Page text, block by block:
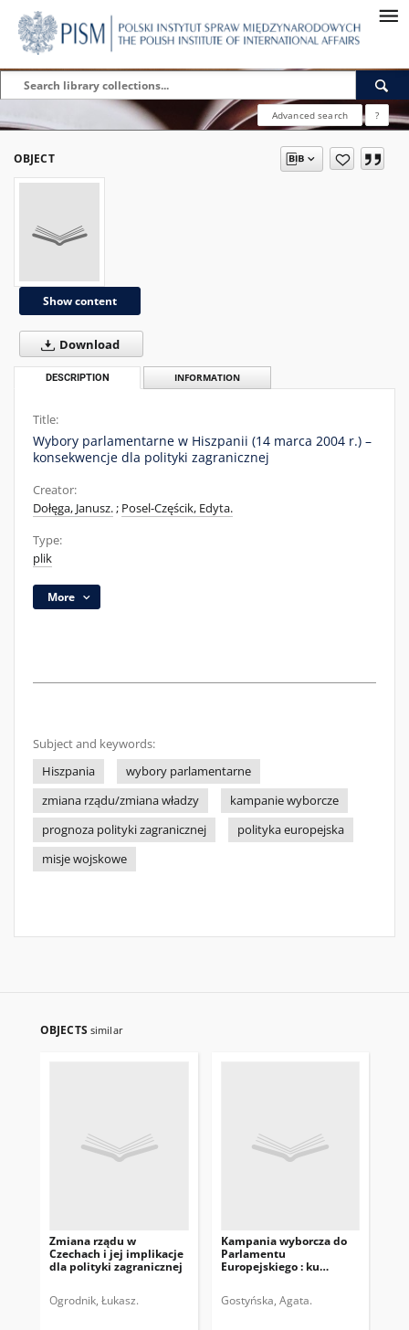
Advanced search ?
OBJECT
Show content
Download
DESCRIPTION INFORMATION
Title:
Wybory parlamentarne w Hiszpanii (14 marca 2004 r.) –
konsekwencje dla polityki zagranicznej
Creator:
Dołęga, Janusz.; Posel-Częścik, Edyta.
Type:
plik
More
Subject and keywords:
Hiszpania
wybory parlamentarne
zmiana rządu/zmiana władzy
kampanie wyborcze
prognoza polityki zagranicznej
polityka europejska
misje wojskowe
OBJECTS similar
Zmiana rządu w
Czechach i jej implikacje
dla polityki zagranicznej
Ogrodnik, Łukasz.
Kampania wyborcza do
Parlamentu
Europejskiego : ku
Gostyńska, Agata.